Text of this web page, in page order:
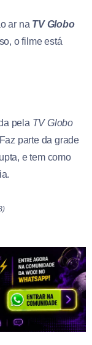
ar na TV Globo
o filme está
pela TV Globo
parte da grade
e tem como